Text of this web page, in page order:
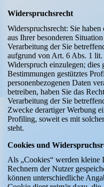
Widerspruchsrecht
Widerspruchsrecht: Sie
aus Ihrer besonderen
Verarbeitung der Sie
aufgrund von Art. 6 Abs. 1
Widerspruch einzulegen; dies
Bestimmungen gestütztes
personenbezogenen Daten
betreiben, haben Sie das
Verarbeitung der Sie
Zwecke derartiger Werbung
Profiling, soweit es mit
steht.
Cookies und
Als „Cookies“ werden kleine
Rechnern der Nutzer
können unterschiedliche